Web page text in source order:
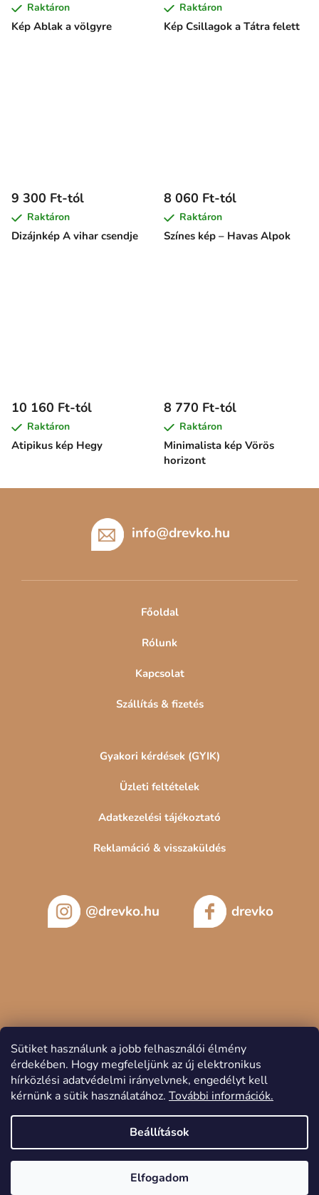
Sütiket használunk a jobb felhasználói élmény
érdekében. Hogy megfeleljünk az új elektronikus
hírközlési adatvédelmi irányelvnek, engedélyt kell
kérnünk a sütik használatához. További információk.
Beállítások
Elfogadom
Kép Ablak a völgyre
Raktáron
Kép Csillagok a Tátra felett
Raktáron
Dizájnkép A vihar csendje
9 300 Ft-tól
Raktáron
Színes kép – Havas Alpok
8 060 Ft-tól
Raktáron
Atipikus kép Hegy
10 160 Ft-tól
Raktáron
Minimalista kép Vörös
horizont
8 770 Ft-tól
Raktáron
info@drevko.hu
Főoldal
Rólunk
Kapcsolat
Szállítás & fizetés
Gyakori kérdések (GYIK)
Üzleti feltételek
Adatkezelési tájékoztató
Reklamáció & visszaküldés
@drevko.hu drevko
Shoptet készítette